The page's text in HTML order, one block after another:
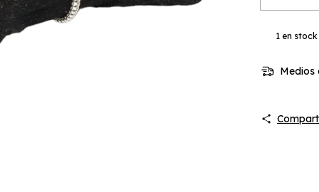
1 en stock
Medios